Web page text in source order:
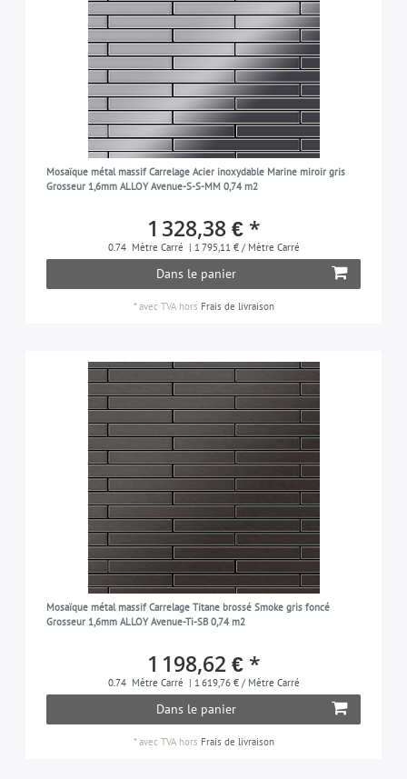
Mosaïque métal massif Carrelage Acier inoxydable Marine miroir gris
Grosseur 1,6mm ALLOY Avenue-S-S-MM 0,74 m2
1 328,38 € *
0.74 Mètre Carré | 1 795,11 € / Mètre Carré
Dans le panier
*avec TVAhors Frais de livraison
Mosaïque métal massif Carrelage Titane brossé Smoke gris foncé
Grosseur 1,6mm ALLOY Avenue-Ti-SB 0,74 m2
1 198,62 € *
0.74 Mètre Carré | 1 619,76 € / Mètre Carré
Dans le panier
*avec TVAhors Frais de livraison